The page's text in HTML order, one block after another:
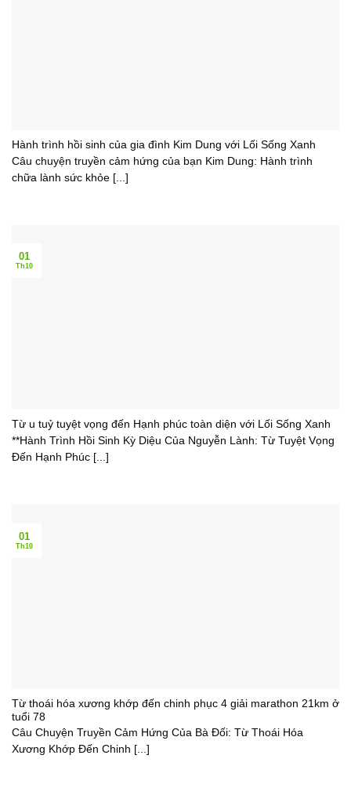
Hành trình hồi sinh của gia đình Kim Dung với Lối Sống Xanh
Câu chuyện truyền cảm hứng của bạn Kim Dung: Hành trình
chữa lành sức khỏe [...]
Từ u tuỷ tuyệt vọng đến Hạnh phúc toàn diện với Lối Sống Xanh
**Hành Trình Hồi Sinh Kỳ Diệu Của Nguyễn Lành: Từ Tuyệt Vọng
Đến Hạnh Phúc [...]
01
Th10
Từ thoái hóa xương khớp đến chinh phục 4 giải marathon 21km ở
tuổi 78
Câu Chuyện Truyền Cảm Hứng Của Bà Đối: Từ Thoái Hóa
Xương Khớp Đến Chinh [...]
01
Th10